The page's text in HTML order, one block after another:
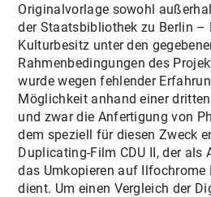
Originalvorlage sowohl
der Staatsbibliothek zu Berlin –
Kulturbesitz unter den
Rahmenbedingungen des
wurde wegen fehlender
Möglichkeit anhand einer
und zwar die Anfertigung von
dem speziell für diesen Zweck
Duplicating-Film CDU II, der als
das Umkopieren auf
dient. Um einen Vergleich der